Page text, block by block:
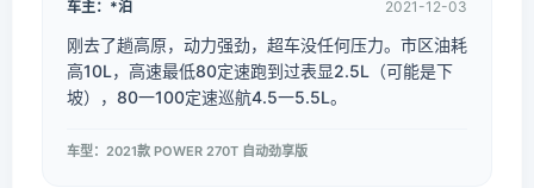
车主：*泊 2021-12-03
刚去了趟高原，动力强劲，超车没任何压力。市区油耗
高10L，高速最低80定速跑到过表显2.5L（可能是下
坡），80一100定速巡航4.5一5.5L。
车型：2021款 POWER 270T 自动劲享版